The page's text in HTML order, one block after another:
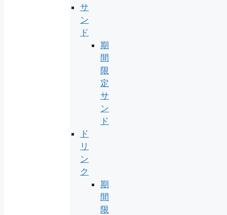
サ
ン
ド
期
間
限
定
サ
ン
ド
ド
リ
ン
ク
期
間
限